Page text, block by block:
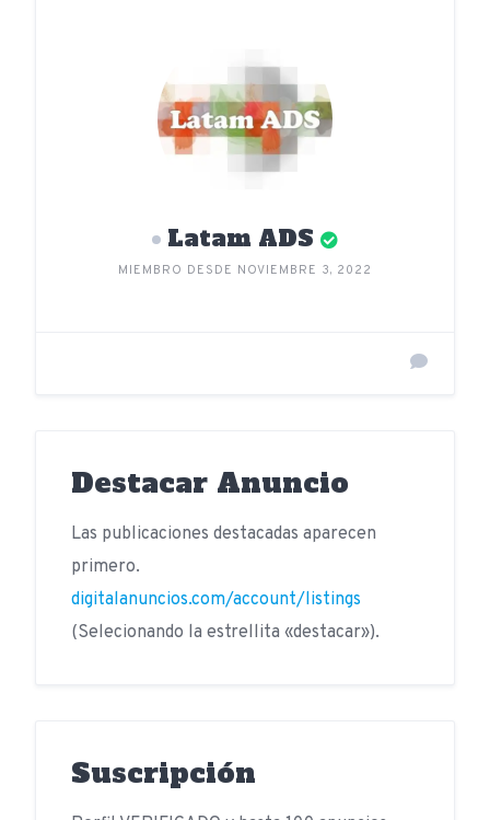
Latam ADS
MIEMBRO DESDE NOVIEMBRE 3, 2022
Destacar Anuncio
Las publicaciones destacadas aparecen
primero.
digitalanuncios.com/account/listings
(Selecionando la estrellita «destacar»).
Suscripción